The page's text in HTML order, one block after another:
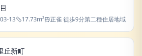
13 17.73m² 正雀 徒歩9分第二種住居地域
丘新町